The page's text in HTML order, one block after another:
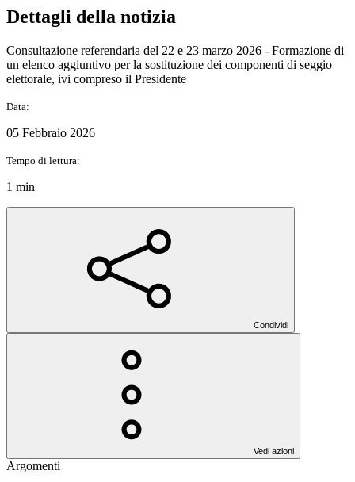
Dettagli della notizia
Consultazione referendaria del 22 e 23 marzo 2026 - Formazione di
un elenco aggiuntivo per la sostituzione dei componenti di seggio
elettorale, ivi compreso il Presidente
Data:
05 Febbraio 2026
Tempo di lettura:
1 min
Condividi
Vedi azioni
Argomenti